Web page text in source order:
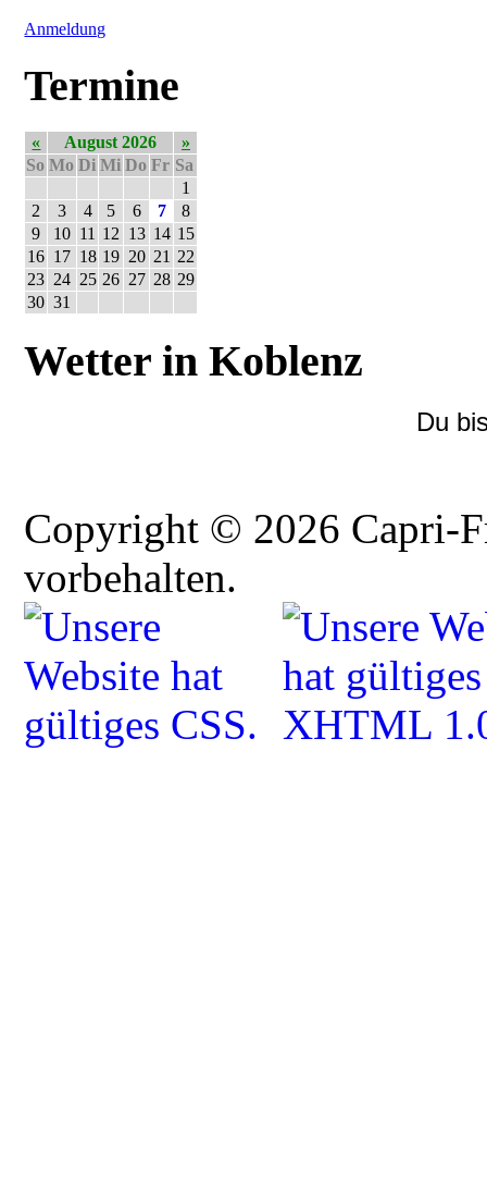
Anmeldung
Termine
« August 2026
»
So Mo Di Mi Do Fr Sa
1
2
3 4 5 6 7
8
9
10 11 12 13 14 15
16 17 18 19 20 21 22
23 24 25 26 27 28 29
30 31
Wetter in Koblenz
Du
Copyright © 2026 Capri-
vorbehalten.